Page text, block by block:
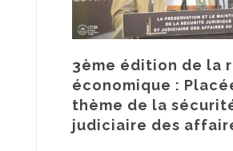
3ème édition de la
économique :
thème de la
judiciaire des